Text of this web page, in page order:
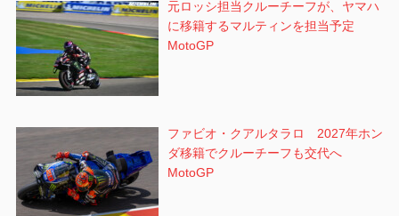
元ロッシ担当クルーチーフが、ヤマハ
に移籍するマルティンを担当予定
MotoGP
ファビオ・クアルタラロ 2027年ホン
ダ移籍でクルーチーフも交代へ
MotoGP